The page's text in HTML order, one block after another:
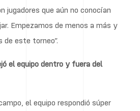
jugadores que aún no conocían
Empezamos de menos a más y
este torneo”.
el equipo dentro y fuera del
el equipo respondió súper